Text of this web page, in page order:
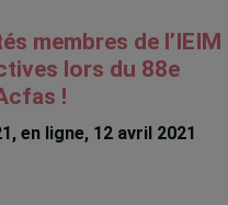
membres de l’IEIM
lors du 88e
!
en ligne, 12 avril 2021